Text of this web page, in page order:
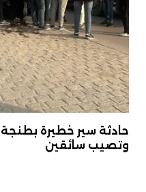
حادثة سير خطيرة بطنجة
وتصيب سائقين